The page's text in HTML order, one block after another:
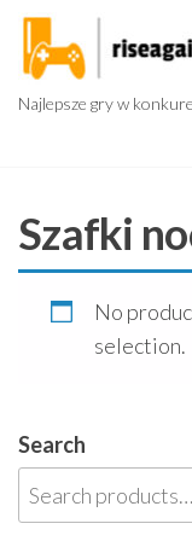
Przejdź
treści
Najlepsze gry w
Szafki
No
selection.
Search